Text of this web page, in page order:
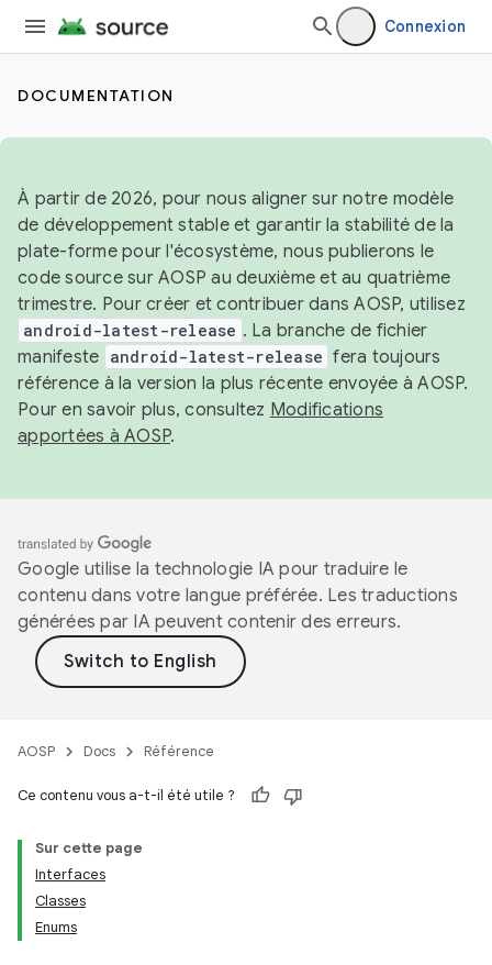
Connexion
DOCUMENTATION
À partir de 2026, pour nous aligner sur notre modèle
de développement stable et garantir la stabilité de la
plate-forme pour l'écosystème, nous publierons le
code source sur AOSP au deuxième et au quatrième
trimestre. Pour créer et contribuer dans AOSP, utilisez
android-latest-release . La branche de fichier
manifeste android-latest-release fera toujours
référence à la version la plus récente envoyée à AOSP.
Pour en savoir plus, consultez Modifications
apportées à AOSP.
Google utilise la technologie IA pour traduire le
contenu dans votre langue préférée. Les traductions
générées par IA peuvent contenir des erreurs.
AOSP Docs Référence
Ce contenu vous a-t-il été utile ?
Sur cette page
Interfaces
Classes
Enums